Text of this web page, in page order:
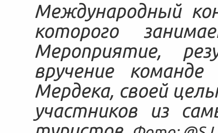
Международный
которого
Мероприятие,
вручение
Мердека, своей
участников из